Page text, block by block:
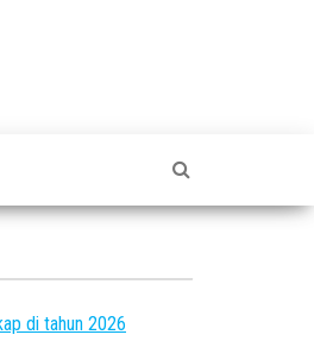
di tahun 2026